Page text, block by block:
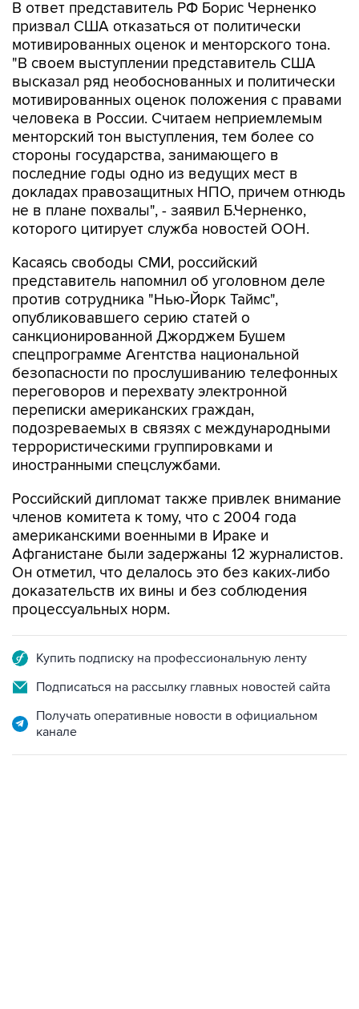
мотивированных оценок и менторского тона.
"В своем выступлении представитель США
высказал ряд необоснованных и политически
мотивированных оценок положения с правами
человека в России. Считаем неприемлемым
менторский тон выступления, тем более со
стороны государства, занимающего в
последние годы одно из ведущих мест в
докладах правозащитных НПО, причем отнюдь
не в плане похвалы", - заявил Б.Черненко,
которого цитирует служба новостей ООН.
Касаясь свободы СМИ, российский
против сотрудника "Нью-Йорк Таймс",
опубликовавшего серию статей о
санкционированной Джорджем Бушем
спецпрограмме Агентства национальной
безопасности по прослушиванию телефонных
переговоров и перехвату электронной
переписки американских граждан,
подозреваемых в связях с международными
террористическими группировками и
иностранными спецслужбами.
Российский дипломат также привлек внимание
американскими военными в Ираке и
Афганистане были задержаны 12 журналистов.
Он отметил, что делалось это без каких-либо
доказательств их вины и без соблюдения
процессуальных норм.
Подписаться на рассылку главных новостей сайта
Получать оперативные новости в официальном